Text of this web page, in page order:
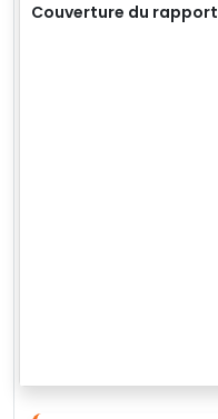
Couverture du rapport